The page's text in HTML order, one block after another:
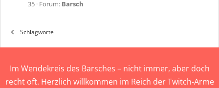
35 Forum: Barsch
Schlagworte
Im Wendekreis des Barsches – nicht immer, aber doch
recht oft. Herzlich willkommen im Reich der Twitch-Arme